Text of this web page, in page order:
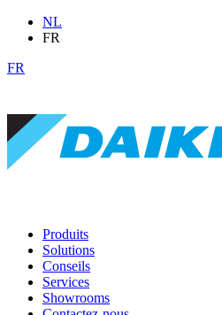
NL
FR
FR
Produits
Solutions
Conseils
Services
Showrooms